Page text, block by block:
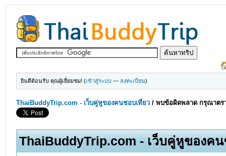
ยินดีต้อนรับ คุณผู้เยี่ยมชม! (เข้าสู่ระบบ — ลงทะเบียน)
ThaiBuddyTrip.com - เว็บคู่หูของคนชอบเที่ยว /พบข้อผิดพลาด กรุณาตร
ThaiBuddyTrip.com - เว็บคู่หูของค